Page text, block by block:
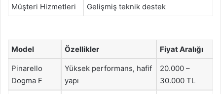
Müşteri Hizmetleri Gelişmiş teknik destek
Model Özellikler Fiyat Aralığı
Pinarello
Dogma F
Yüksek performans, hafif
yapı
20.000 –
30.000 TL